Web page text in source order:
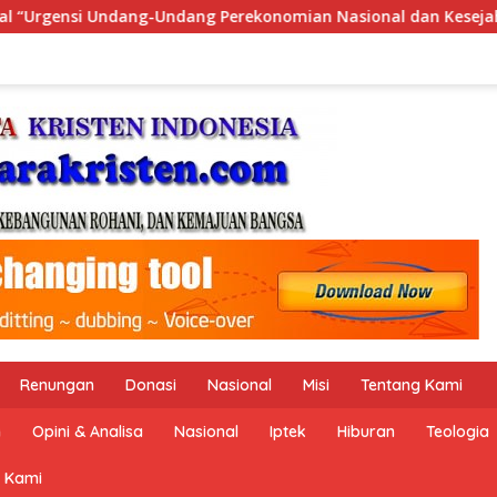
Nasional dan Kesejahteraan Sosial dalam Menata Bangsa
Renungan Donasi Nasional Misi Tentang Kami
Opini & Analisa Nasional Iptek Hiburan Teologia
Kami